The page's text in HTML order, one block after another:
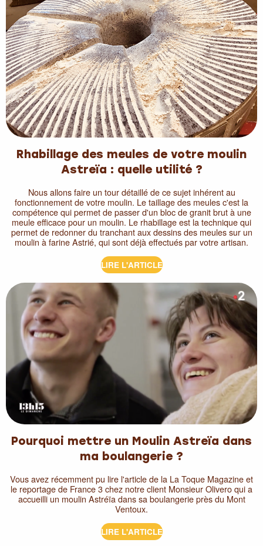
Rhabillage des meules de votre moulin
Astreïa : quelle utilité ?
Nous allons faire un tour détaillé de ce sujet inhérent au
fonctionnement de votre moulin. Le taillage des meules c'est la
compétence qui permet de passer d'un bloc de granit brut à une
meule efficace pour un moulin. Le rhabillage est la technique qui
permet de redonner du tranchant aux dessins des meules sur un
moulin à farine Astrié, qui sont déjà effectués par votre artisan.
LIRE L'ARTICLE
Pourquoi mettre un Moulin Astreïa dans
ma boulangerie ?
Vous avez récemment pu lire l'article de la La Toque Magazine et
le reportage de France 3 chez notre client Monsieur Olivero qui a
accueilli un moulin Astréïa dans sa boulangerie près du Mont
Ventoux.
LIRE L'ARTICLE